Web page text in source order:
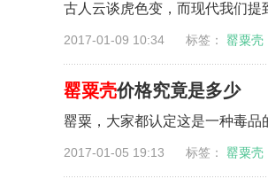
古人云谈虎色变，而现代我们
2017-01-09 10:34 标签： 罂粟壳
罂粟壳价格究竟是多少
罂粟，大家都认定这是一种毒
2017-01-05 19:13 标签： 罂粟壳